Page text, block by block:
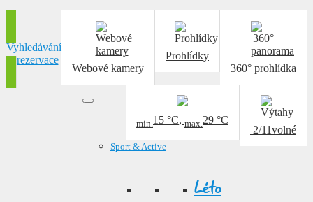
360° prohlídka
Prohlídky
Webové kamery
2/11volné
min.15 °C, max.29 °C
Vyhledávání
a rezervace
Sport & Active
Léto